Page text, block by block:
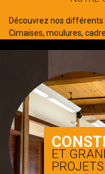
Découvrez nos
Cimaises, moulures,
ET
PROJETS